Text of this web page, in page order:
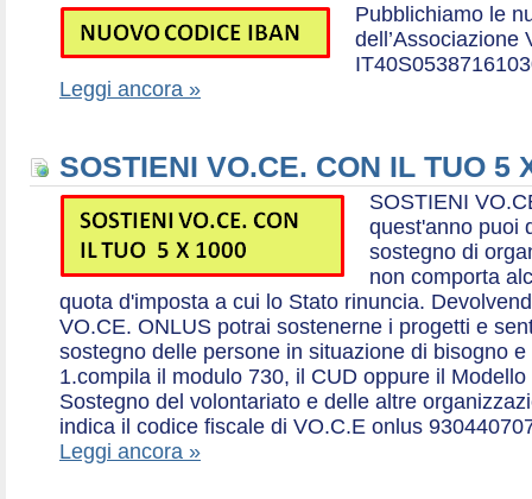
Pubblichiamo le
dell’Associazione
Leggi ancora »
SOSTIENI VO.CE. CON IL TUO 5
SOSTIENI
quest'anno puoi
sostegno di
non comporta
quota d'imposta a cui lo Stato rinuncia.
VO.CE. ONLUS potrai sostenerne i progetti e
sostegno delle persone in situazione di bisogno
1.compila il modulo 730, il CUD oppure il
Sostegno del volontariato e delle altre
indica il codice fiscale di VO.C.E onlus
Leggi ancora »